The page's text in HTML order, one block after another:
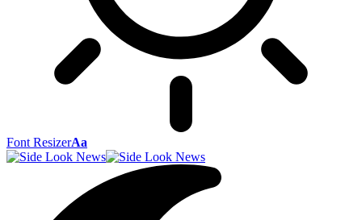
Font ResizerAa